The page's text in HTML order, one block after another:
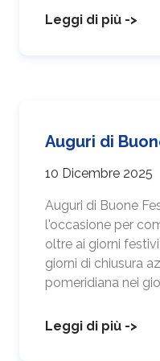
Leggi di più ->
Auguri di
10 Dicembre 2025
Auguri di Buone
l'occasione per
oltre ai giorni
giorni di chiusura
pomeridiana nei
Leggi di più ->